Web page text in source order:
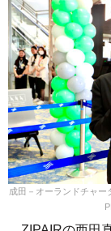
成田－オーランドチャー